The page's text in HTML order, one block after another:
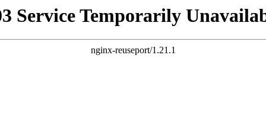
Service Temporarily
nginx-reuseport/1.21.1